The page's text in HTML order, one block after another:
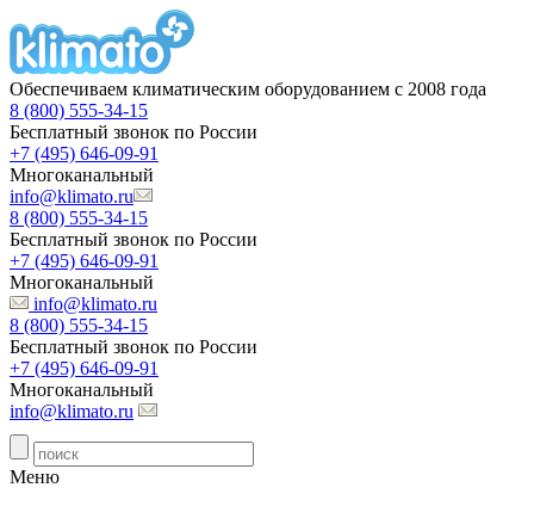
Обеспечиваем климатическим оборудованием с 2008 года
8 (800) 555-34-15
Бесплатный звонок по России
+7 (495) 646-09-91
Многоканальный
info@klimato.ru
8 (800) 555-34-15
Бесплатный звонок по России
+7 (495) 646-09-91
Многоканальный
info@klimato.ru
8 (800) 555-34-15
Бесплатный звонок по России
+7 (495) 646-09-91
Многоканальный
info@klimato.ru
Меню